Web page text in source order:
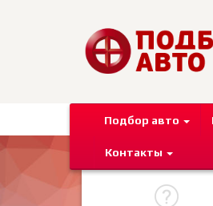
Подбор авто
Контакты